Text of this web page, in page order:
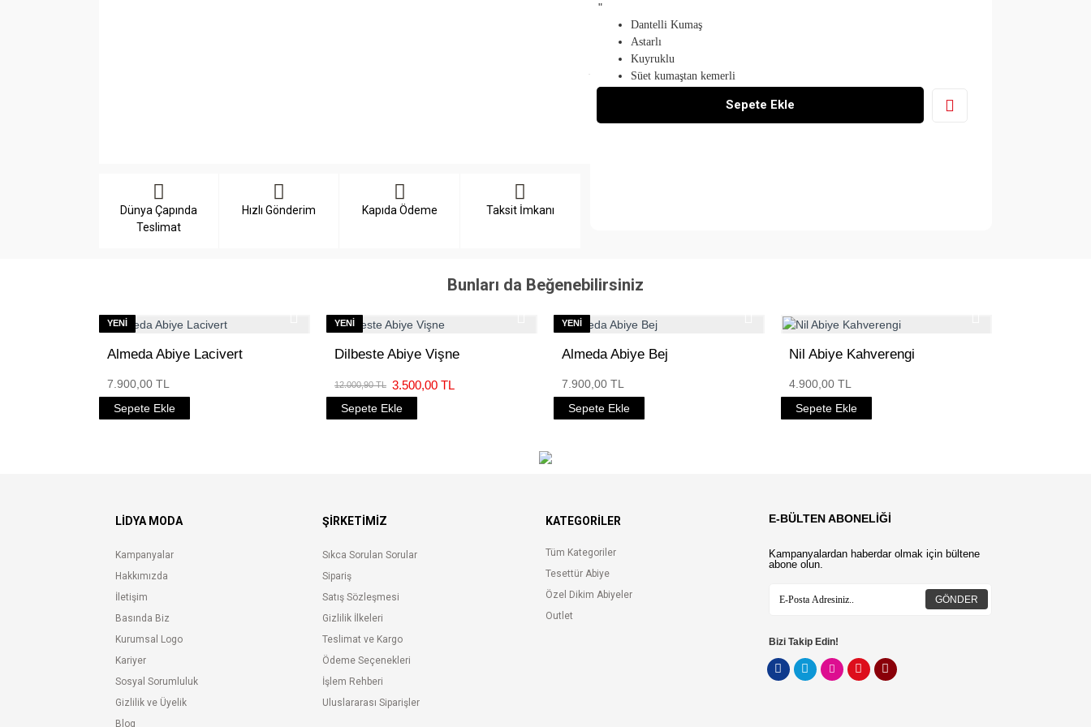
Beden
38 40
Sepete Ekle
"
Dantelli Kumaş
Astarlı
Kuyruklu
Süet kumaştan kemerli
Dünya Çapında
Teslimat
Hızlı Gönderim Kapıda Ödeme Taksit İmkanı
Bunları da Beğenebilirsiniz
YENI
Almeda Abiye Lacivert
7.900,00 TL
Sepete Ekle
YENI
Dilbeste Abiye Vişne
3.500,00 TL
12.000,90 TL
Sepete Ekle
YENI
Almeda Abiye Bej
7.900,00 TL
Sepete Ekle
Nil Abiye Kahverengi
4.900,00 TL
Sepete Ekle
LIDYA MODA
Kampanyalar
Hakkımızda
İletişim
Basında Biz
Kurumsal Logo
Kariyer
Sosyal Sorumluluk
Gizlilik ve Üyelik
Blog
ŞİRKETİMİZ
Sıkca Sorulan Sorular
Sipariş
Satış Sözleşmesi
Gizlilik İlkeleri
Teslimat ve Kargo
Ödeme Seçenekleri
İşlem Rehberi
Uluslararası Siparişler
KATEGORILER
Tüm Kategoriler
Tesettür Abiye
Özel Dikim Abiyeler
Outlet
E-BÜLTEN ABONELİĞİ
Kampanyalardan haberdar olmak için bültene
abone olun.
GÖNDER
Bizi Takip Edin!